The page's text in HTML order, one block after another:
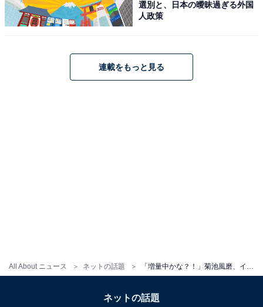
All About ニュース ネットの話題
選別と、日本の曖昧過ぎる外国
人政策
連載をもっと見る
ネットの話題